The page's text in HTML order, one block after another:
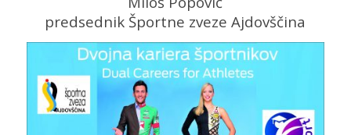
predsednik Športne zveze Ajdovščina